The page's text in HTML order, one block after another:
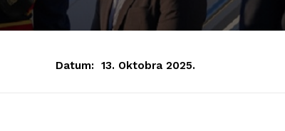
Datum: 13. Oktobra 2025.